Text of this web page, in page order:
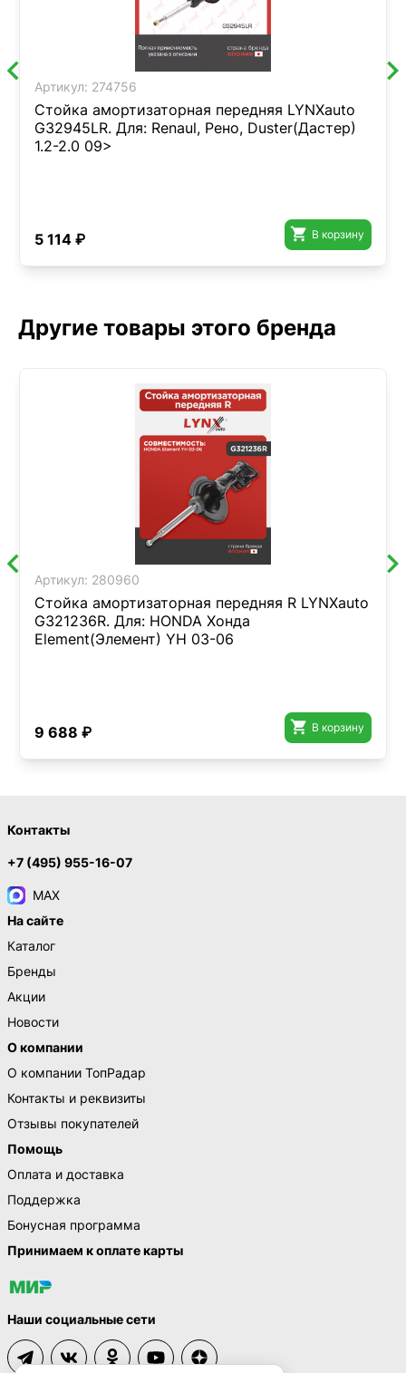
Артикул: 274756
Стойка амортизаторная передняя LYNXauto
G32945LR. Для: Renaul, Рено, Duster(Дастер)
1.2-2.0 09>
5 114 ₽  В корзину
Другие товары этого бренда
Артикул: 280960
Стойка амортизаторная передняя R LYNXauto
G321236R. Для: HONDA Хонда
Element(Элемент) YH 03-06
9 688 ₽  В корзину
Контакты
+7 (495) 955-16-07
MAX
На сайте
Каталог
Бренды
Акции
Новости
О компании
О компании ТопРадар
Контакты и реквизиты
Отзывы покупателей
Помощь
Оплата и доставка
Поддержка
Бонусная программа
Принимаем к оплате карты
Наши социальные сети